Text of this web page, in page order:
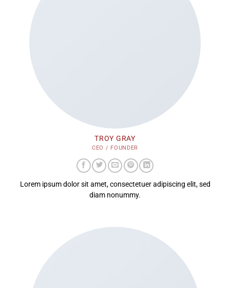
TROY GRAY
CEO / FOUNDER
Lorem ipsum dolor sit amet, consectetuer adipiscing elit, sed
diam nonummy.